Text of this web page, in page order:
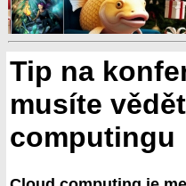
Tip na
musíte
computingu